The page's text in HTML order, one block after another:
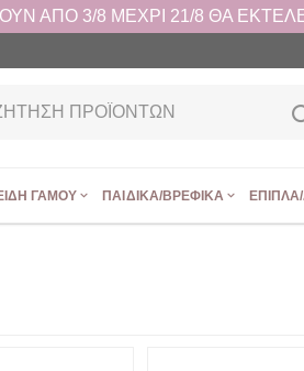
ΑΠΟ 3/8 ΜΕΧΡΙ 21/8 ΘΑ
ΓΆΜΟΥ ΠΑΙΔΙΚΆ/ΒΡΕΦΙΚΆ